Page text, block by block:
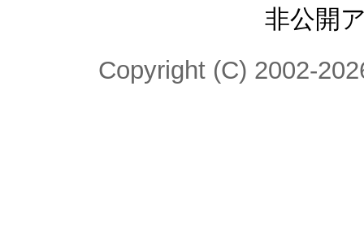
非公開
Copyright (C) 2002-